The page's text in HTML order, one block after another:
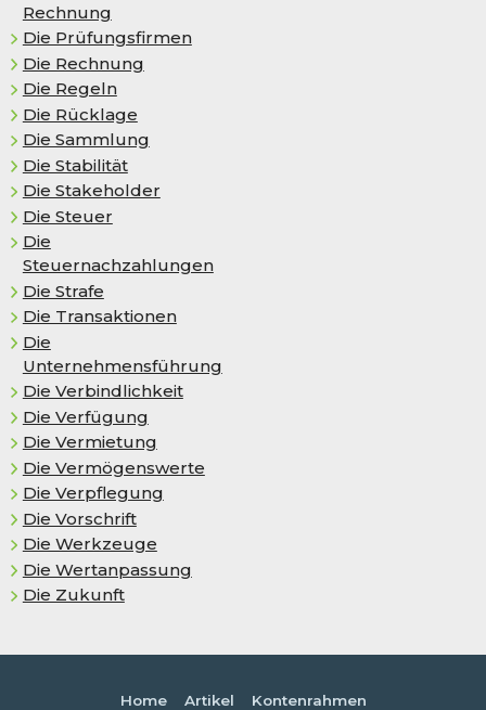
Rechnung
Die Prüfungsfirmen
Die Rechnung
Die Regeln
Die Rück­la­ge
Die Sammlung
Die Stabilität
Die Stakeholder
Die Steuer
Die
Steuernachzahlungen
Die Strafe
Die Transaktionen
Die
Unternehmensführung
Die Verbindlichkeit
Die Verfügung
Die Vermietung
Die Vermögenswerte
Die Verpflegung
Die Vorschrift
Die Werkzeuge
Die Wertanpassung
Die Zukunft
Home Artikel
Kontenrahmen